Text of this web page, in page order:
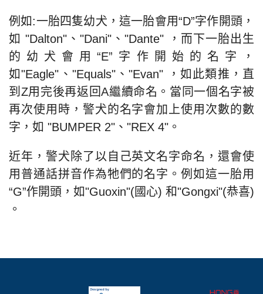
例如:一胎四隻幼犬，這一胎會用“D”字作開頭，
如 "Dalton"、"Dani"、"Dante" ，而下一胎出生
的幼犬會用“E”字作開始的名字，
如"Eagle"、"Equals"、"Evan" ，如此類推，直
到Z用完後再返回A繼續命名。當同一個名字被
再次使用時，警犬的名字會加上使用次數的數
字，如 "BUMPER 2"、"REX 4"。
近年，警犬除了以自己英文名字命名，還會使
用普通話拼音作為牠們的名字。例如這一胎用
“G”作開頭，如"Guoxin"(國心) 和"Gongxi"(恭喜)
。